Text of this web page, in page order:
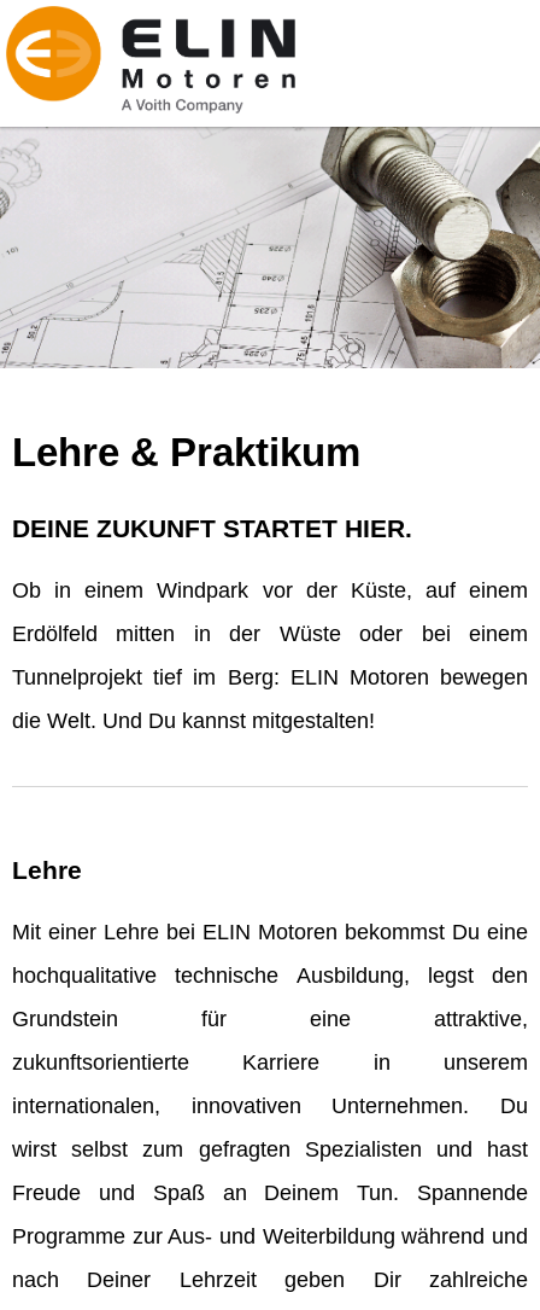
Lehre & Praktikum
DEINE ZUKUNFT STARTET HIER.
Ob in einem Windpark vor der Küste, auf einem
Erdölfeld mitten in der Wüste oder bei einem
Tunnelprojekt tief im Berg: ELIN Motoren bewegen
die Welt. Und Du kannst mitgestalten!
Lehre
Mit einer Lehre bei ELIN Motoren bekommst Du eine
hochqualitative technische Ausbildung, legst den
Grundstein für eine attraktive,
zukunftsorientierte Karriere in unserem
internationalen, innovativen Unternehmen. Du
wirst selbst zum gefragten Spezialisten und hast
Freude und Spaß an Deinem Tun. Spannende
Programme zur Aus- und Weiterbildung während und
nach Deiner Lehrzeit geben Dir zahlreiche